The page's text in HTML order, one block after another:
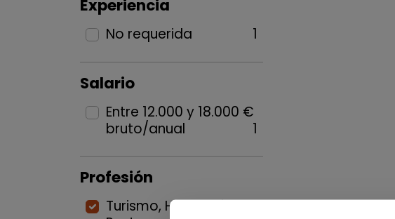
Experiencia
No requerida 1
Salario
Entre 12.000 y 18.000 €
bruto/anual
1
Profesión
Turismo, Hostelería y